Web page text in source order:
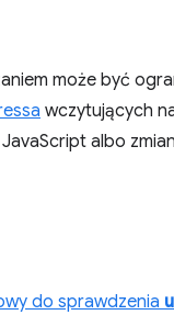
może być
wczytujących
albo
do sprawdzenia